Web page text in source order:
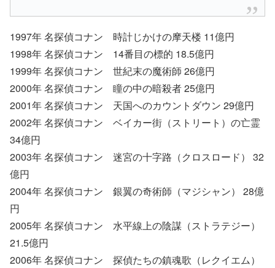
1997年 名探偵コナン 時計じかけの摩天楼 11億円
1998年 名探偵コナン 14番目の標的 18.5億円
1999年 名探偵コナン 世紀末の魔術師 26億円
2000年 名探偵コナン 瞳の中の暗殺者 25億円
2001年 名探偵コナン 天国へのカウントダウン 29億円
2002年 名探偵コナン ベイカー街（ストリート）の亡霊
34億円
2003年 名探偵コナン 迷宮の十字路（クロスロード） 32
億円
2004年 名探偵コナン 銀翼の奇術師（マジシャン） 28億
円
2005年 名探偵コナン 水平線上の陰謀（ストラテジー）
21.5億円
2006年 名探偵コナン 探偵たちの鎮魂歌（レクイエム）